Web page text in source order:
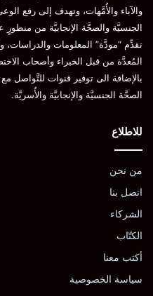
والآباء والأُمَّهات، وتهدف إلى رفع
الجنسيَّة والصحَّة الإنجابيَّة من منظورٍ
تقدِّم “مودَّة” المعلومات والدراسات،
المُعدَّة من قبل الخبراء وأصحاب
بالإضافة الى توفير قنوات للتَّواصل
الصحَّة الجنسيَّة والإنجابيَّة والأُسريَّة.
للاطلاع
من نحن
اتصل بنا
الشركاء
الكتّاب
أكتب معنا
سياسة الخصوصية